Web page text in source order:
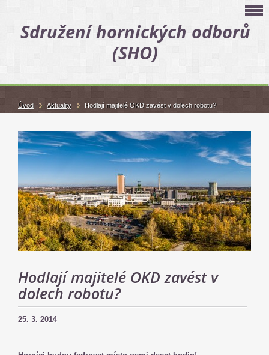
Sdružení hornických odborů
(SHO)
Hodlají majitelé OKD zavést v
dolech robotu?
25. 3. 2014
Úvod Aktuality Hodlají majitelé OKD zavést v dolech robotu?